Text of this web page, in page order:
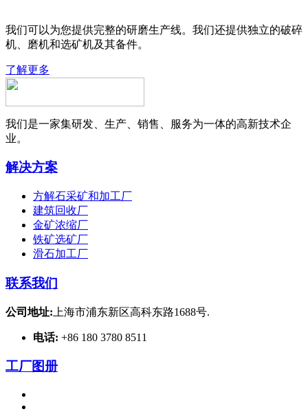
我们可以为您提供完整的研磨生产线。我们还提供独立的破碎
机、磨机和选矿机及其备件。
了解更多
我们是一家集研发、生产、销售、服务为一体的高新技术企
业。
解决方案
方解石采矿和加工厂
建筑回收厂
金矿浓缩厂
铁矿选矿厂
滑石加工厂
联系我们
公司地址: 上海市浦东新区高科东路1688号.
电话: +86 180 3780 8511
工厂图册